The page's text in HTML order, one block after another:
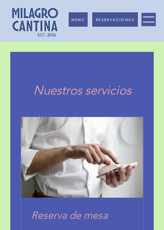
EST. 2006
MENÚ RESERVACIONES
Nuestros servicios
Reserva de mesa